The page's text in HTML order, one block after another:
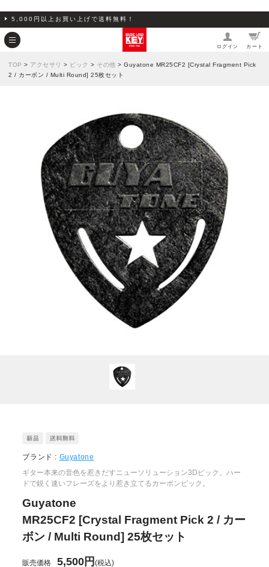
5,000円以上お買い上げで送料無料！
ログイン カート
TOP > アクセサリ > ピック > その他 > Guyatone MR25CF2 [Crystal Fragment Pick
2 / カーボン / Multi Round] 25枚セット
ブランド : Guyatone
ギター本来の音色を惹きだすニューソリューション3Dピック。ハー
ドで鋭く速いフレーズをより惹き立てるカーボンピック。
Guyatone
MR25CF2 [Crystal Fragment Pick 2 / カー
ボン / Multi Round] 25枚セット
販売価格 5,500円(税込)